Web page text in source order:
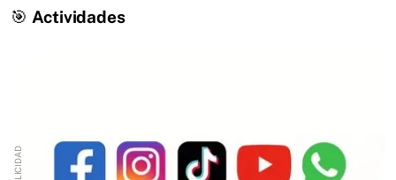
🎯 Actividades